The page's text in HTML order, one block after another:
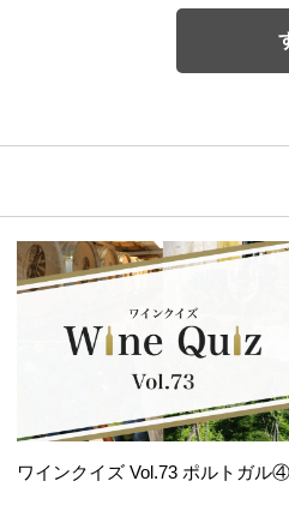
ワインクイズ Vol.73 ポルトガル④